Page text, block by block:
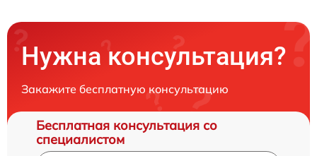
Нужна консультация?
Закажите бесплатную консультацию
Бесплатная консультация со
специалистом